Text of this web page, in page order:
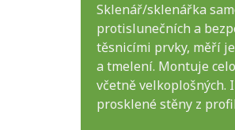
Sklenář/sklenářka
protislunečních a
těsnicími prvky, měří
a tmelení. Montuje
včetně velkoplošných.
prosklené stěny z